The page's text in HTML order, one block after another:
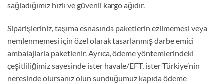
sağladığımız hızlı ve güvenli kargo ağıdır.
Siparişleriniz, taşıma esnasında paketlerin ezilmemesi veya
nemlenmemesi için özel olarak tasarlanmış darbe emici
ambalajlarla paketlenir. Ayrıca, ödeme yöntemlerindeki
çeşitliliğimiz sayesinde ister havale/EFT, ister Türkiye’nin
neresinde olursanız olun sunduğumuz kapıda ödeme